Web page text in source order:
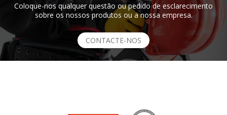
Coloque-nos qualquer questão ou pedido de esclarecimento
sobre os nossos produtos ou a nossa empresa.
CONTACTE-NOS